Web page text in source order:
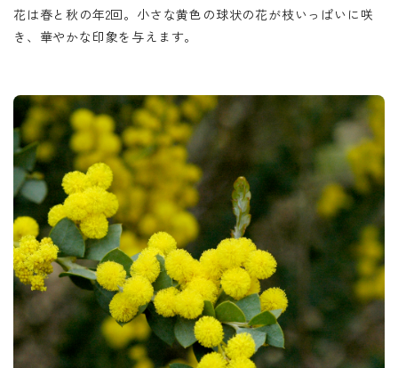
花は春と秋の年2回。小さな黄色の球状の花が枝いっぱいに咲
き、華やかな印象を与えます。